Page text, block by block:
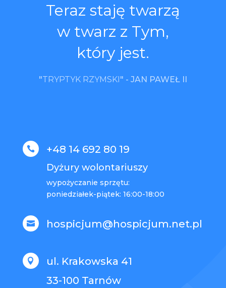
Teraz staję twarzą
w twarz z Tym,
który jest.
"TRYPTYK RZYMSKI" - JAN PAWEŁ II
 +48 14 692 80 19
Dyżury wolontariuszy
wypożyczanie sprzętu:
poniedziałek-piątek: 16:00-18:00
 hospicjum@hospicjum.net.pl

ul. Krakowska 41
33-100 Tarnów